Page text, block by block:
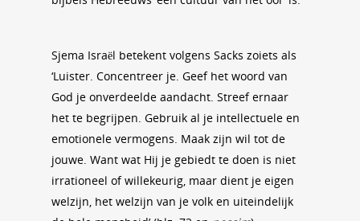
Sjema Israël betekent volgens Sacks zoiets als
‘Luister. Concentreer je. Geef het woord van
God je onverdeelde aandacht. Streef ernaar
het te begrijpen. Gebruik al je intellectuele en
emotionele vermogens. Maak zijn wil tot de
jouwe. Want wat Hij je gebiedt te doen is niet
irrationeel of willekeurig, maar dient je eigen
welzijn, het welzijn van je volk en uiteindelijk